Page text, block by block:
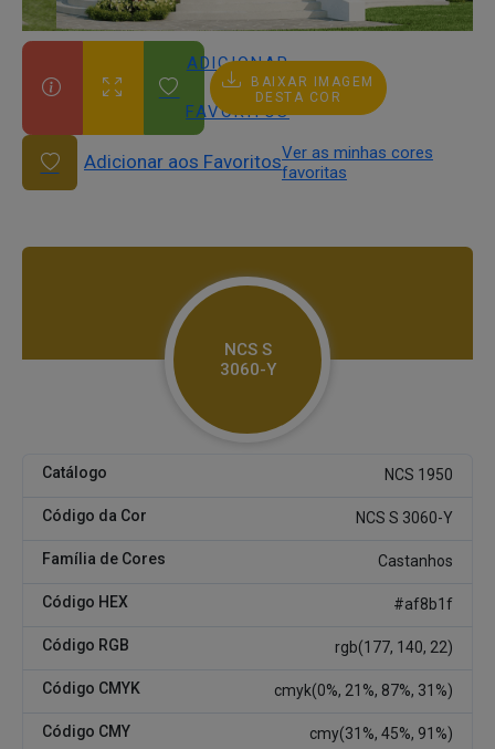
ADICIONAR
AOS
FAVORITOS
BAIXAR IMAGEM
DESTA COR
Adicionar aos FavoritosVer as minhas cores
favoritas
NCS S
3060-Y
Catálogo NCS 1950
Código da Cor NCS S 3060-Y
Família de Cores Castanhos
Código HEX #af8b1f
Código RGB rgb(177, 140, 22)
Código CMYK cmyk(0%, 21%, 87%, 31%)
Código CMY cmy(31%, 45%, 91%)